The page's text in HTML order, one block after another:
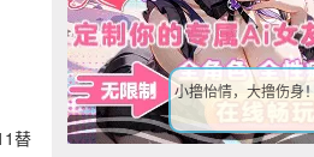
替
小撸怡情，大撸伤身！